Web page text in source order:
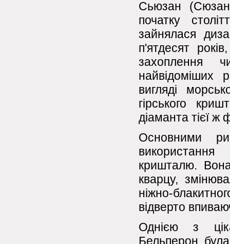
Сьюзан
початку
зайнялася
п'ятдесят
захоплення
найвідоміших
вигляді
гірського
діаманта тієї
Основними
використання
кришталю.
кварцу,
ніжно-
відверто
Однією з
Бельперон